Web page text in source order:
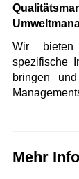
Wir bieten
spezifische
bringen
Mehr